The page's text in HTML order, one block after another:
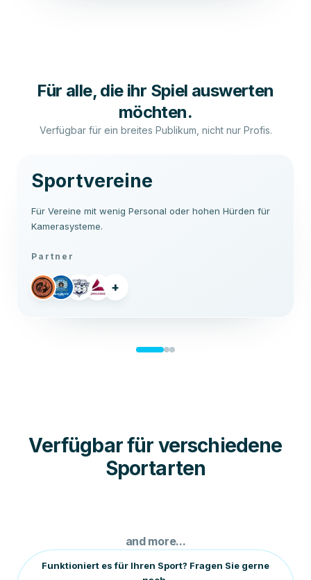
Für alle, die ihr Spiel auswerten
möchten.
Verfügbar für ein breites Publikum, nicht nur Profis.
Sportvereine
Für Vereine mit wenig Personal oder hohen Hürden für
Kamerasysteme.
Partner
+
Verfügbar für verschiedene
Sportarten
Basketball
and more...
Funktioniert es für Ihren Sport? Fragen Sie gerne